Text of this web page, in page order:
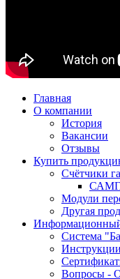
Главная
О компании
История
Вакансии
Отзывы
Купить
Счётчики
Модули
Другая
Система
Инструкции
Вопросы -